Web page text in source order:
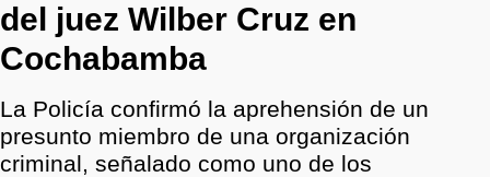
del juez Wilber Cruz en
Cochabamba
La Policía confirmó la aprehensión de un
presunto miembro de una organización
criminal, señalado como uno de los